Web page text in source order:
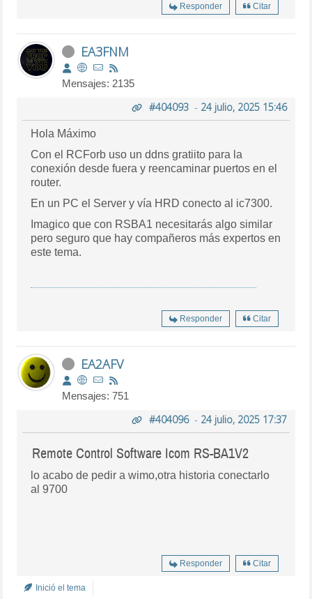
Responder Citar
EA3FNM
Mensajes: 2135
#404093- 24 julio, 2025 15:46
Hola Máximo
Con el RCForb uso un ddns gratiito para la
conexión desde fuera y reencaminar puertos en el
router.
En un PC el Server y vía HRD conecto al ic7300.
Imagico que con RSBA1 necesitarás algo similar
pero seguro que hay compañeros más expertos en
este tema.
Responder Citar
EA2AFV
Mensajes: 751
#404096- 24 julio, 2025 17:37
Remote Control Software Icom RS-BA1V2
lo acabo de pedir a wimo,otra historia conectarlo
al 9700
Responder Citar
Inició el tema